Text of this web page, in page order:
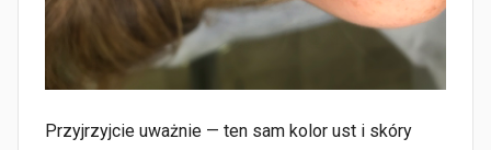
Przyjrzyjcie uważnie — ten sam kolor ust i skóry